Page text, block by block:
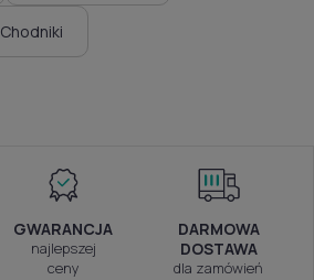
Chodniki
GWARANCJA
najlepszej
ceny
DARMOWA
DOSTAWA
dla zamówień